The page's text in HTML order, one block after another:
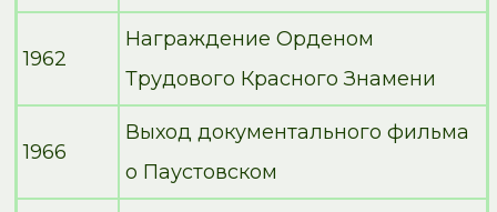
1962
Награждение Орденом
Трудового Красного Знамени
1966
Выход документального фильма
о Паустовском